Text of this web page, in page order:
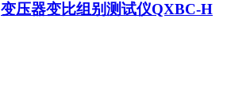
变压器变比组别测试仪QXBC-H